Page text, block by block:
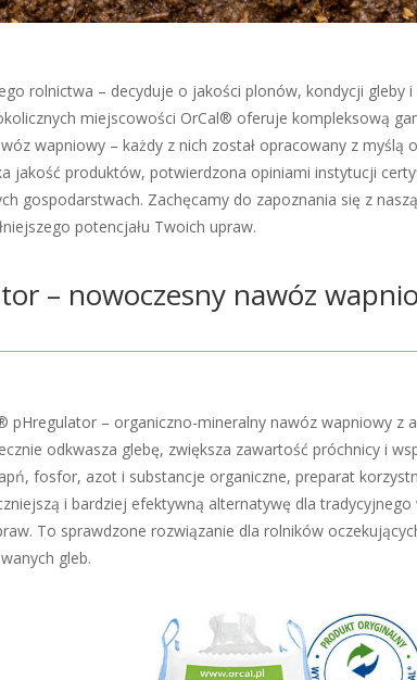
rolnictwa – decyduje o jakości plonów, kondycji gleby
miejscowości OrCal® oferuje kompleksową
wapniowy – każdy z nich został opracowany z
jakość produktów, potwierdzona opiniami instytucji
gospodarstwach. Zachęcamy do zapoznania się z
potencjału Twoich upraw.
– nowoczesny nawóz
– organiczno-mineralny nawóz wapniowy z
odkwasza glebę, zwiększa zawartość próchnicy i
fosfor, azot i substancje organiczne, preparat
i bardziej efektywną alternatywę dla
To sprawdzone rozwiązanie dla rolników
gleb.